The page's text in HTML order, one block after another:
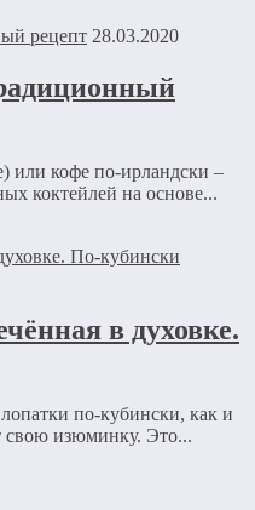
28.03.2020
кофе по-ирландски –
коктейлей на основе...
в духовке.
по-кубински, как и
свою изюминку. Это...